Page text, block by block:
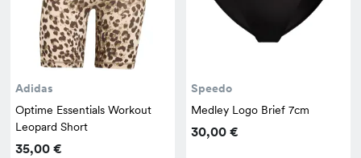
Adidas
Optime Essentials Workout
Leopard Short
35,00 €
Speedo
Medley Logo Brief 7cm
30,00 €